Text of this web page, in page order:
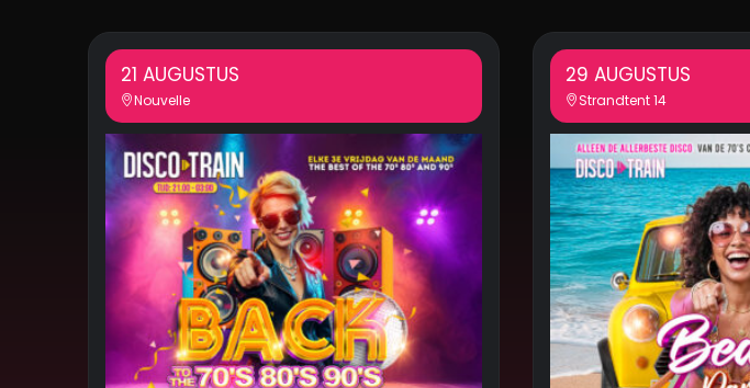
21 AUGUSTUS
Nouvelle
29 AUGUSTUS
Strandtent 14